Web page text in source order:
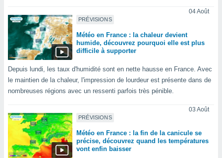
de
ou
de
le
la
PRÉVISIONS
04 Août
Météo en France : la chaleur devient
humide, découvrez pourquoi elle est plus
difficile à supporter
Depuis lundi, les taux d'humidité sont en nette hausse en France. Avec
le maintien de la chaleur, l'impression de lourdeur est présente dans de
nombreuses régions avec un ressenti parfois très pénible.
PRÉVISIONS
03 Août
Météo en France : la fin de la canicule se
précise, découvrez quand les températures
vont enfin baisser